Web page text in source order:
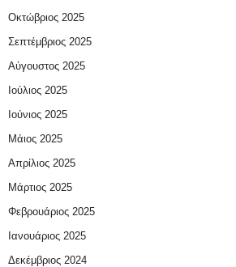
Οκτώβριος 2025
Σεπτέμβριος 2025
Αύγουστος 2025
Ιούλιος 2025
Ιούνιος 2025
Μάιος 2025
Απρίλιος 2025
Μάρτιος 2025
Φεβρουάριος 2025
Ιανουάριος 2025
Δεκέμβριος 2024